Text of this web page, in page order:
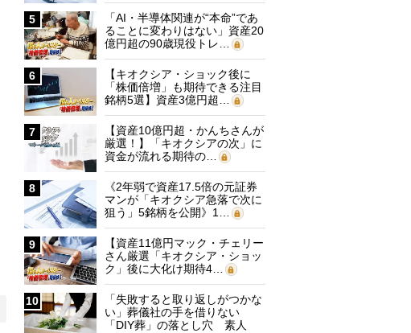
5
「AI・半導体関連が“本命”であ
ることに変わりはない」資産20
億円超の90歳現役トレ…
6
【キオクシア・ショック後に
「株価倍増」も期待できる注目
銘柄5選】資産3億円超…
7
【資産10億円超・かんちさんが
厳選！】「キオクシアの次」に
資金が流れる期待の…
8
《2年弱で資産17.5倍の元証券
マンが「キオクシア急落で次に
狙う」5銘柄を公開》1…
9
【資産11億円マック・チェリー
さん厳選「キオクシア・ショッ
ク」後に大化け期待4…
10
「失敗すると取り返しがつかな
い」葬儀社の手を借りない
「DIY葬」の落とし穴 素人